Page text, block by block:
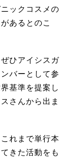
ックコスメの
あるとのこ
ひアイシスガ
バーとして参
基準を提案し
さんから出ま
れまで単行本
きた活動をも